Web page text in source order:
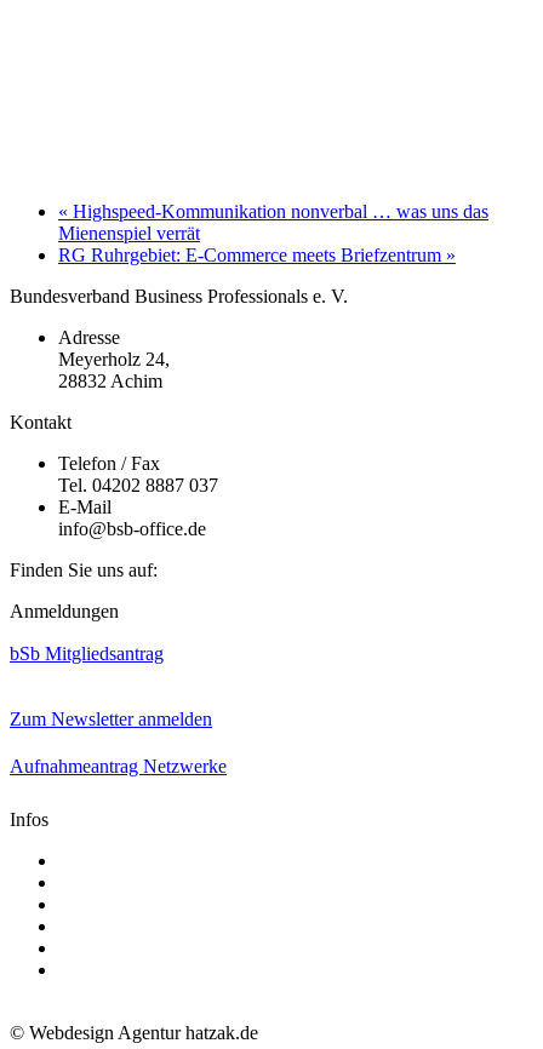
« Highspeed-Kommunikation nonverbal … was uns das
Mienenspiel verrät
RG Ruhrgebiet: E-Commerce meets Briefzentrum »
Bundesverband Business Professionals e. V.
Adresse
Meyerholz 24,
28832 Achim
Kontakt
Telefon / Fax
Tel. 04202 8887 037
E-Mail
info@bsb-office.de
Finden Sie uns auf:
Facebook
opens
window
Linkedin
opens
window
Instagram
opens
window
Anmeldungen
bSb Mitgliedsantrag
Zum Newsletter anmelden
Aufnahmeantrag Netzwerke
Infos
© Webdesign Agentur hatzak.de